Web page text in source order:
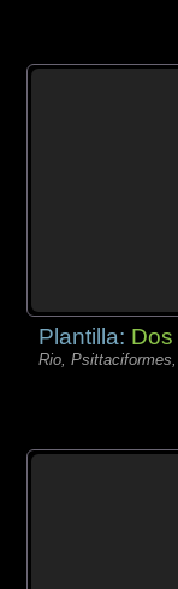
Plantilla: Dos
Rio, Psittaciformes,